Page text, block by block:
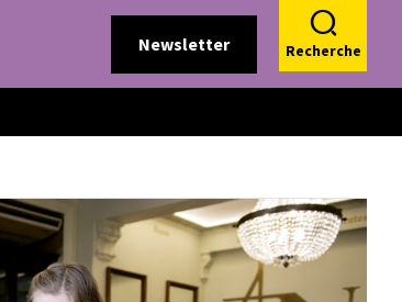
Newsletter Recherche